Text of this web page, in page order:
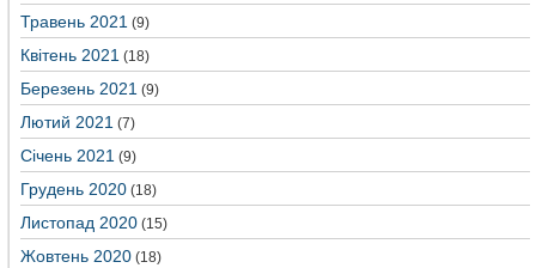
Травень 2021 (9)
Квітень 2021 (18)
Березень 2021 (9)
Лютий 2021 (7)
Січень 2021 (9)
Грудень 2020 (18)
Листопад 2020 (15)
Жовтень 2020 (18)